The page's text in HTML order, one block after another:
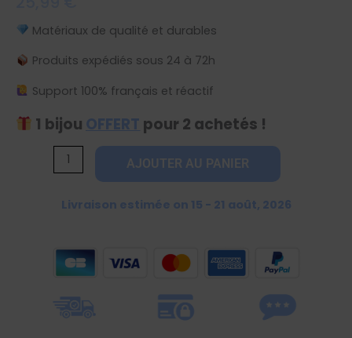
Matériaux de qualité et durables
Produits expédiés sous 24 à 72h
Support 100% français et réactif
1 bijou OFFERT pour 2 achetés !
quantité
cristallisées
AJOUTER AU PANIER
Livraison estimée on 15 - 21 août, 2026